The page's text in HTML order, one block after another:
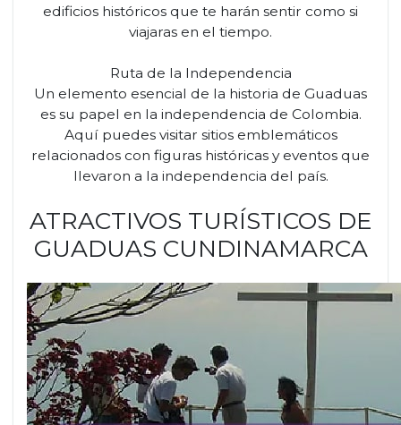
edificios históricos que te harán sentir como si
viajaras en el tiempo.
Ruta de la Independencia
Un elemento esencial de la historia de Guaduas
es su papel en la independencia de Colombia.
Aquí puedes visitar sitios emblemáticos
relacionados con figuras históricas y eventos que
llevaron a la independencia del país.
ATRACTIVOS TURÍSTICOS DE
GUADUAS CUNDINAMARCA